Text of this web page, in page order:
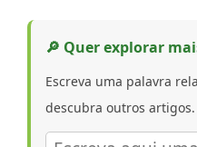
🔎 Quer explorar
Escreva uma palavra
descubra outros artigos.